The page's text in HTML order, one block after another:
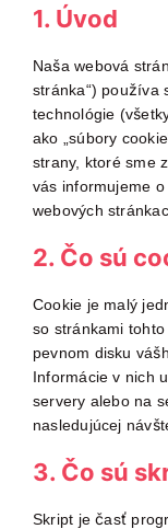
1. Úvod
Naša webová
stránka“) používa
technológie
ako „súbory
strany, ktoré sme
vás informujeme
webových
2. Čo sú
Cookie je malý
so stránkami
pevnom disku
Informácie v nich
servery alebo na
nasledujúcej
3. Čo sú
Skript je časť